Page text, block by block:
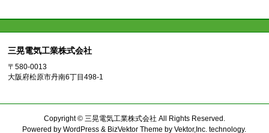
三晃電気工業株式会社
〒580-0013
大阪府松原市丹南6丁目498-1
Copyright © 三晃電気工業株式会社 All Rights Reserved.
Powered byWordPress & BizVektor Theme byVektor,Inc. technology.